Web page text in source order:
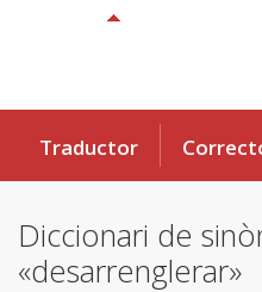
Traductor
Diccionari de
«desarrenglerar»